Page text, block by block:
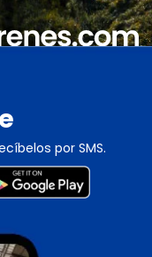
por SMS.